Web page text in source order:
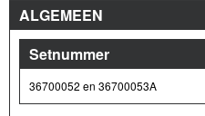
ALGEMEEN
Setnummer
36700052 en 36700053A